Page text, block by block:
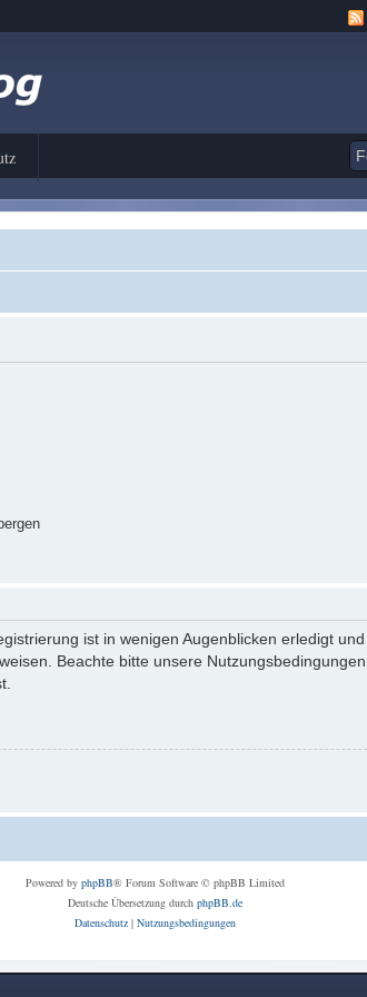
ist in wenigen Augenblicken erledigt
Beachte bitte unsere
Powered by phpBB® Forum Software © phpBB Limited
Deutsche Übersetzung durch phpBB.de
Datenschutz| Nutzungsbedingungen